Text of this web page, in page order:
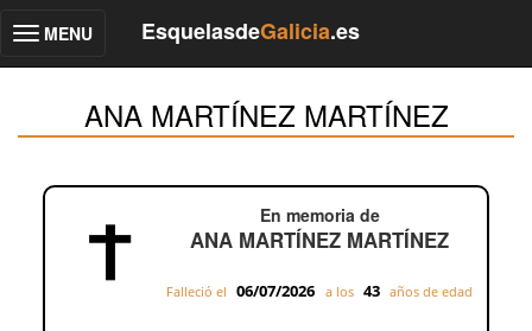
Toggle
MENU EsquelasdeGalicia.es
ANA MARTÍNEZ MARTÍNEZ
En memoria de
ANA MARTÍNEZ MARTÍNEZ
Falleció el 06/07/2026 a los 43 años de edad